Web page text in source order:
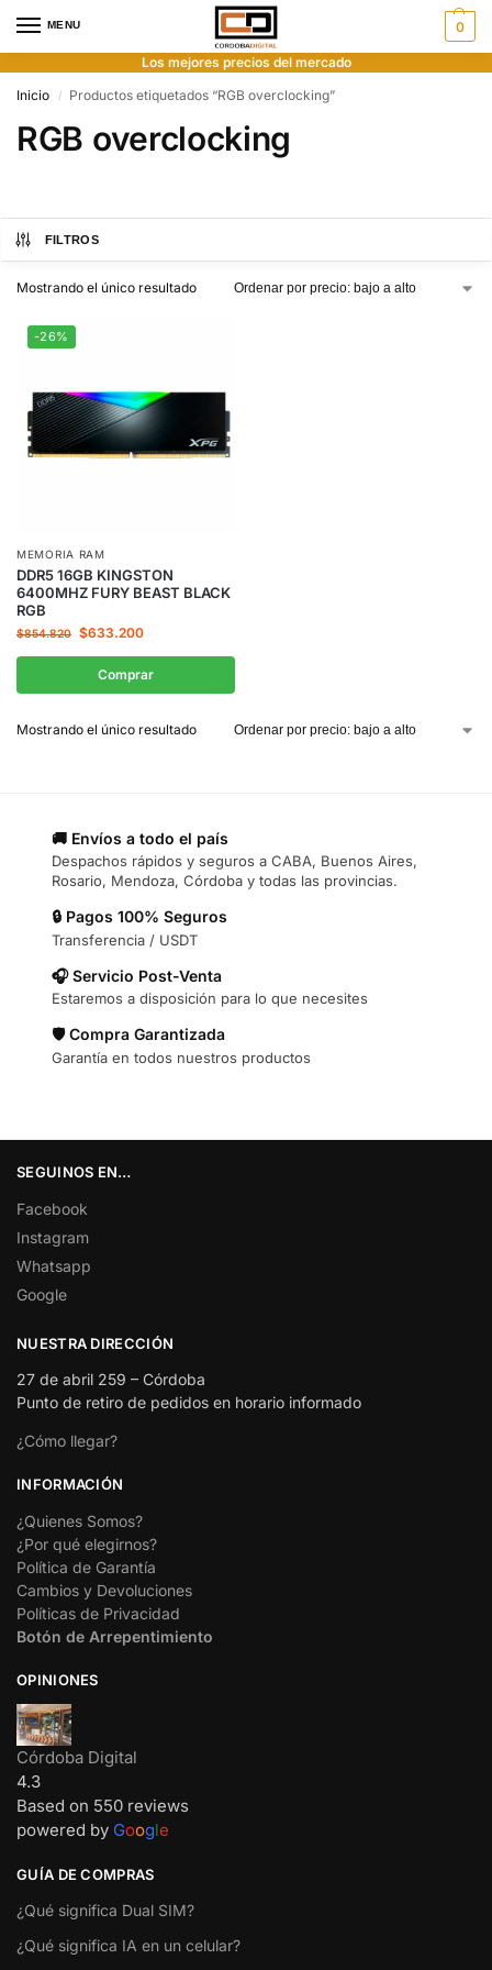
MENU 0
Los mejores precios del mercado
Inicio
/ Productos etiquetados “RGB overclocking”
RGB overclocking
FILTROS
Mostrando el único resultado
-26%
MEMORIA RAM
DDR5 16GB KINGSTON
6400MHZ FURY BEAST BLACK
RGB
$854.820 $633.200
Comprar
Mostrando el único resultado
🚚 Envíos a todo el país
Despachos rápidos y seguros a CABA, Buenos Aires,
Rosario, Mendoza, Córdoba y todas las provincias.
🔒 Pagos 100% Seguros
Transferencia / USDT
🎧 Servicio Post-Venta
Estaremos a disposición para lo que necesites
🛡️ Compra Garantizada
Garantía en todos nuestros productos
SEGUINOS EN…
Facebook
Instagram
Whatsapp
Google
NUESTRA DIRECCIÓN
27 de abril 259 – Córdoba
Punto de retiro de pedidos en horario informado
¿Cómo llegar?
INFORMACIÓN
¿Quienes Somos?
¿Por qué elegirnos?
Política de Garantía
Cambios y Devoluciones
Políticas de Privacidad
Botón de Arrepentimiento
OPINIONES
Córdoba Digital
4.3
Based on 550 reviews
powered by Google
GUÍA DE COMPRAS
¿Qué significa Dual SIM?
¿Qué significa IA en un celular?